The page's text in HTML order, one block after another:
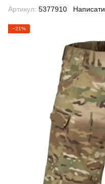
Артикул: 5377910 Написати
−21%